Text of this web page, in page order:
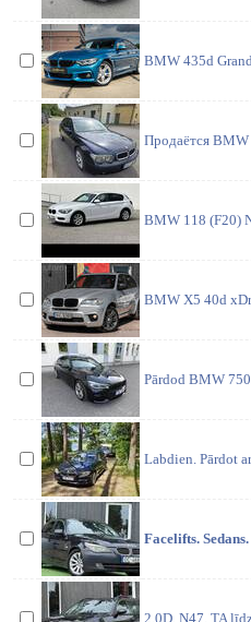
BMW 435d
Продаётся
BMW 118 (F20)
BMW X5 40d
Pārdod BMW
Labdien. Pārdot
Facelifts.
2.0D, N47. TA